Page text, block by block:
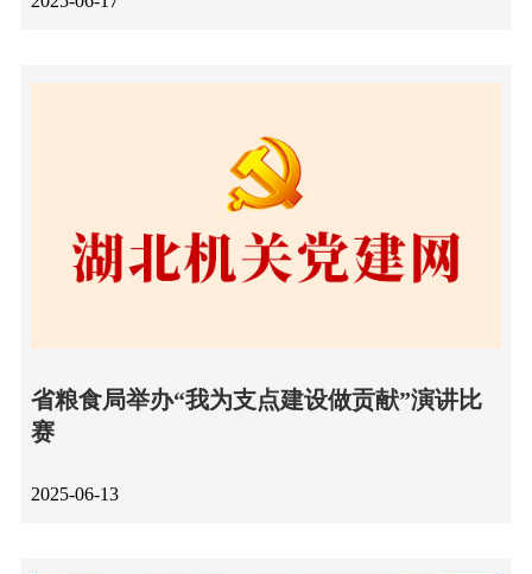
省粮食局举办“我为支点建设做贡献”演讲比
赛
2025-06-13